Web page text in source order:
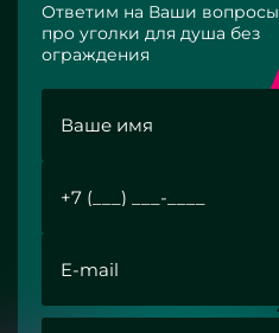
Ответим на Ваши вопросы
про уголки для душа без
ограждения